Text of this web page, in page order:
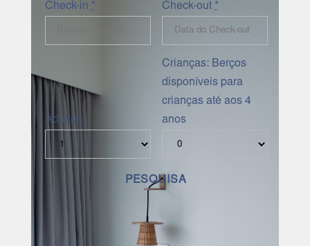
Check-in * Check-out *
Adultos
Crianças: Berços
disponíveis para
crianças até aos 4
anos